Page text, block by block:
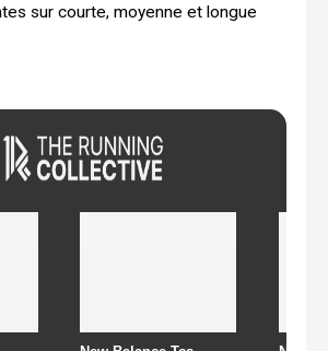
sur courte, moyenne et longue